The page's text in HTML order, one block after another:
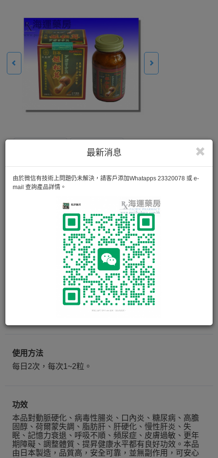
最新消息
由於微信有技術上問題仍未解決，請客戶添加Whatapps 23320078 或 e-
mail 查詢產品詳情。
日皇牌®姬松茸膠囊 AGARICUS
日皇牌姬松茸膠囊含有豐富多醣體，多種礦物質及維他
命，礦物質大半是鉀，此外還有磷、. . . . . .
使用方法
每日2次，每次1~2粒。
功效
本品對動脈硬化、病毒性腸炎、口內炎、糖尿病、高膽
固醇、荷爾蒙失調、脂肪肝、肝硬化、慢性肝炎、失
眠、記憶力衰退、呼吸不順、頻尿症、皮膚過敏、更年
期障礙、調整體質、提昇健康水平都有良好功效。本品
由日本製造，品質高，安全可靠，並無副作用，可安心